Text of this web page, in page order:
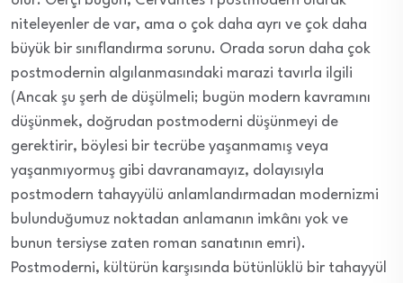
niteleyenler de var, ama o çok daha ayrı ve çok daha
büyük bir sınıflandırma sorunu. Orada sorun daha çok
postmodernin algılanmasındaki marazi tavırla ilgili
(Ancak şu şerh de düşülmeli; bugün modern kavramını
düşünmek, doğrudan postmoderni düşünmeyi de
gerektirir, böylesi bir tecrübe yaşanmamış veya
yaşanmıyormuş gibi davranamayız, dolayısıyla
postmodern tahayyülü anlamlandırmadan modernizmi
bulunduğumuz noktadan anlamanın imkânı yok ve
bunun tersiyse zaten roman sanatının emri).
Postmoderni, kültürün karşısında bütünlüklü bir tahayyül